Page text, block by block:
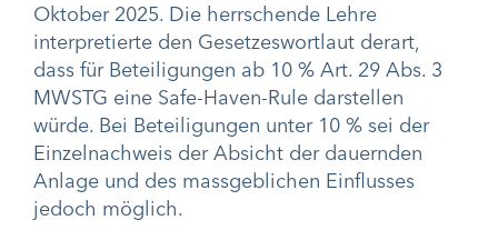
Oktober 2025. Die herrschende Lehre
interpretierte den Gesetzeswortlaut derart,
dass für Beteiligungen ab 10 % Art. 29 Abs. 3
MWSTG eine Safe-Haven-Rule darstellen
würde. Bei Beteiligungen unter 10 % sei der
Einzelnachweis der Absicht der dauernden
Anlage und des massgeblichen Einflusses
jedoch möglich.